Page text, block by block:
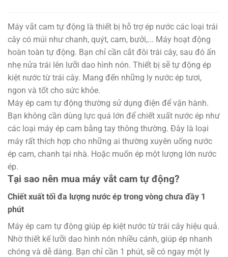
Máy vắt cam tự động là thiết bị hỗ trợ ép nước các loại trái
cây có múi như chanh, quýt, cam, bưởi,... Máy hoạt động
hoàn toàn tự động. Bạn chỉ cần cắt đôi trái cây, sau đó ấn
nhẹ nửa trái lên lưỡi dao hình nón. Thiết bị sẽ tự động ép
kiệt nước từ trái cây. Mang đến những ly nước ép tươi,
ngon và tốt cho sức khỏe.
Máy ép cam tự động thường sử dụng điện để vận hành.
Bạn không cần dùng lực quá lớn để chiết xuất nước ép như
các loại máy ép cam bằng tay thông thường. Đây là loại
máy rất thích hợp cho những ai thường xuyên uống nước
ép cam, chanh tại nhà. Hoặc muốn ép một lượng lớn nước
ép.
Tại sao nên mua máy vắt cam tự động?
Chiết xuất tối đa lượng nước ép trong vòng chưa đầy 1
phút
Máy ép cam tự động giúp ép kiệt nước từ trái cây hiệu quả.
Nhờ thiết kế lưỡi dao hình nón nhiều cánh, giúp ép nhanh
chóng và dễ dàng. Bạn chỉ cần 1 phút, sẽ có ngay một ly